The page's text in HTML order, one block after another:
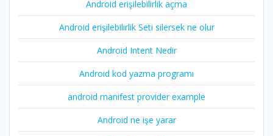
Android erişilebilirlik açma
Android erişilebilirlik Seti silersek ne olur
Android Intent Nedir
Android kod yazma programı
android manifest provider example
Android ne işe yarar